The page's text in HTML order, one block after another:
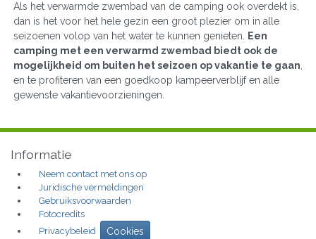
Als het verwarmde zwembad van de camping ook overdekt is,
dan is het voor het hele gezin een groot plezier om in alle
seizoenen volop van het water te kunnen genieten.
Een
camping met een verwarmd zwembad biedt ook de
mogelijkheid om buiten het seizoen op vakantie te gaan
en te profiteren van een goedkoop kampeerverblijf en alle
gewenste vakantievoorzieningen.
Informatie
Neem contact met ons op
Juridische vermeldingen
Gebruiksvoorwaarden
Fotocredits
Privacybeleid
Cookies